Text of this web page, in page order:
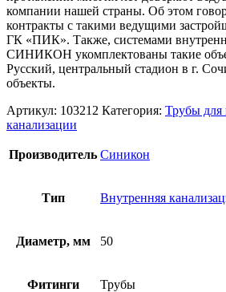
компании нашей страны. Об этом
контракты с такими ведущими
ГК «ПИК». Также, системами
СИНИКОН укомплектованы такие
Русский, центральный стадион в г.
объекты.
Артикул: 103212 Категория: Трубы для
канализации
Производитель Синикон
Тип Внутренняя
Диаметр, мм 50
Фитинги Трубы